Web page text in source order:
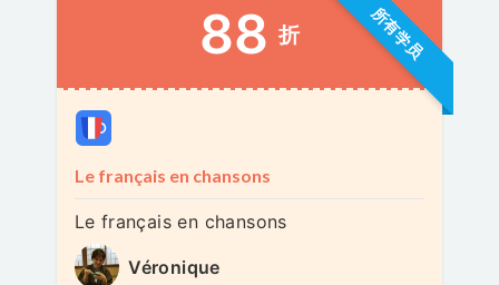
所有学员
88 折
Le français en chansons
Le français en chansons
Véronique